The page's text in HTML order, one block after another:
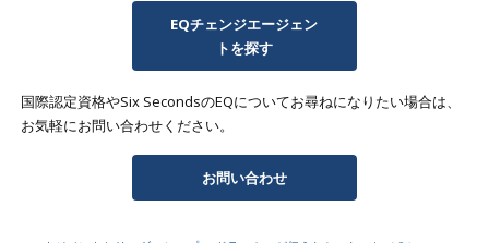
EQチェンジエージェン
トを探す
国際認定資格やSix SecondsのEQについてお尋ねになりたい場合は、
お気軽にお問い合わせください。
お問い合わせ